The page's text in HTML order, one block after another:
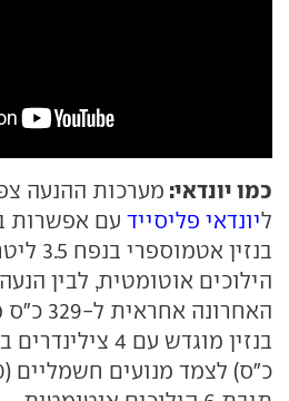
כמו יונדאי: מערכות ההנעה
ליונדאי פליסייד
הילוכים אוטומטית, לבין
האחרונה